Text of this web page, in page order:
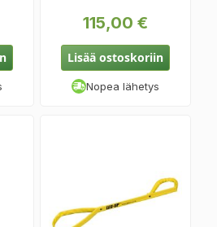
115,00 €
Lisää ostoskoriin
Nopea lähetys